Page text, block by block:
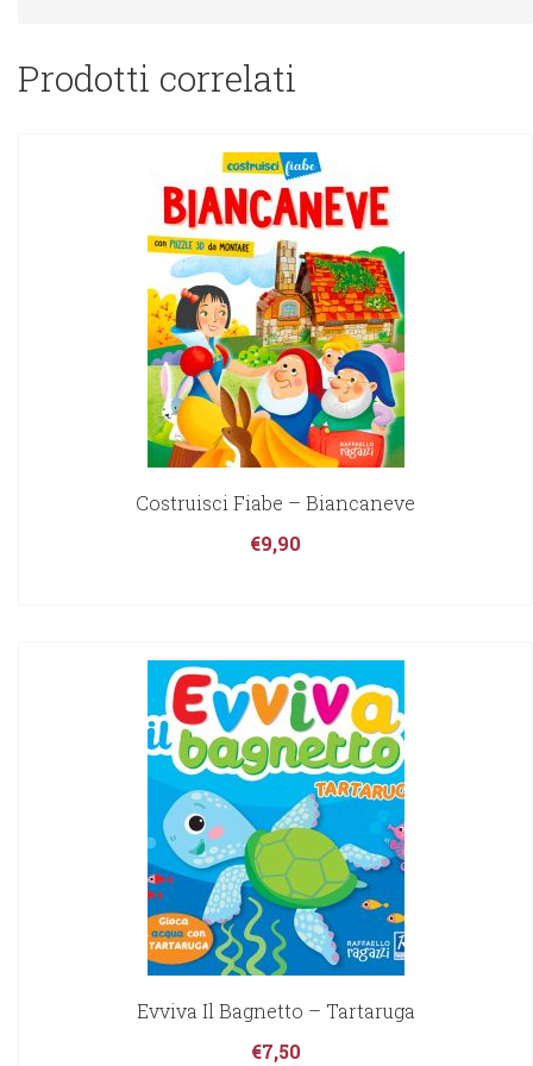
Prodotti correlati
Costruisci Fiabe – Biancaneve
€9,90
Evviva Il Bagnetto – Tartaruga
€7,50